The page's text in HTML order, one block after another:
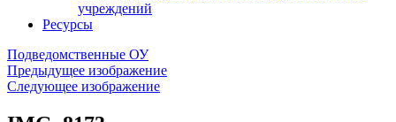
учреждений
Ресурсы
Подведомственные ОУ
Предыдущее изображение
Следующее изображение